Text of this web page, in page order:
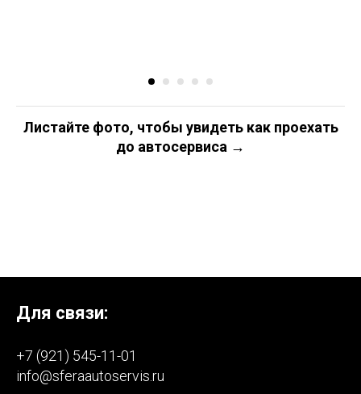
Листайте фото, чтобы увидеть как проехать
до автосервиса →
Для связи:
+7 (921) 545-11-01
info@sferaautoservis.ru